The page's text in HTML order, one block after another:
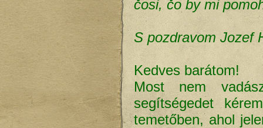
čosi, čo by mi
S pozdravom Jozef
Kedves barátom!
Most nem
segítségedet
temetőben, ahol